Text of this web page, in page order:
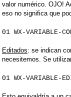
valor numérico. OJO!
eso no significa que
01 WX-VARIABLE-
Editados: se indican
necesitemos. Se
01 WX-VARIABLE-